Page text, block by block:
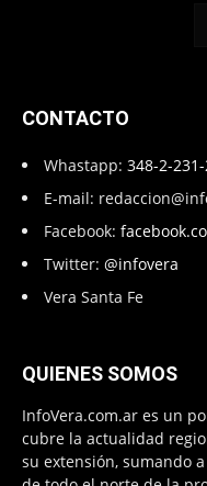
CONTACTO
Whastapp: 348-2-
E-mail:
Facebook:
Twitter: @infovera
Vera Santa Fe
QUIENES SOMOS
InfoVera.com.ar es un
cubre la actualidad
su extensión, sumando